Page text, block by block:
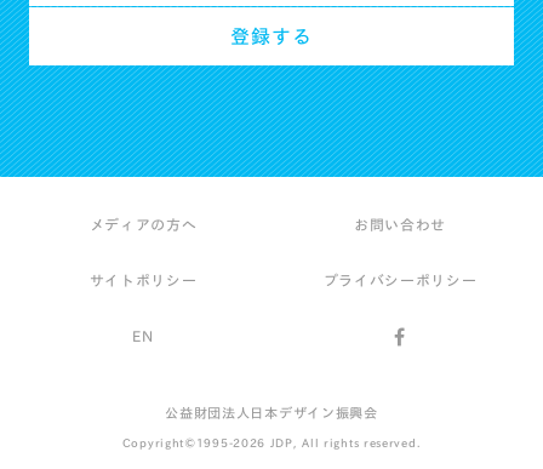
メディアの方へ お問い合わせ
サイトポリシー プライバシーポリシー
EN
公益財団法人日本デザイン振興会
Copyright©1995-2026 JDP, All rights reserved.